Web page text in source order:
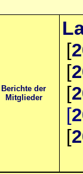
Berichte der
Mitglieder
[
[
[
[
[